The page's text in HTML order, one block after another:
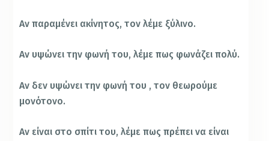
Αν παραμένει ακίνητος, τον λέμε ξύλινο.
Αν υψώνει την φωνή του, λέμε πως φωνάζει πολύ.
Αν δεν υψώνει την φωνή του , τον θεωρούμε
μονότονο.
Αν είναι στο σπίτι του, λέμε πως πρέπει να είναι